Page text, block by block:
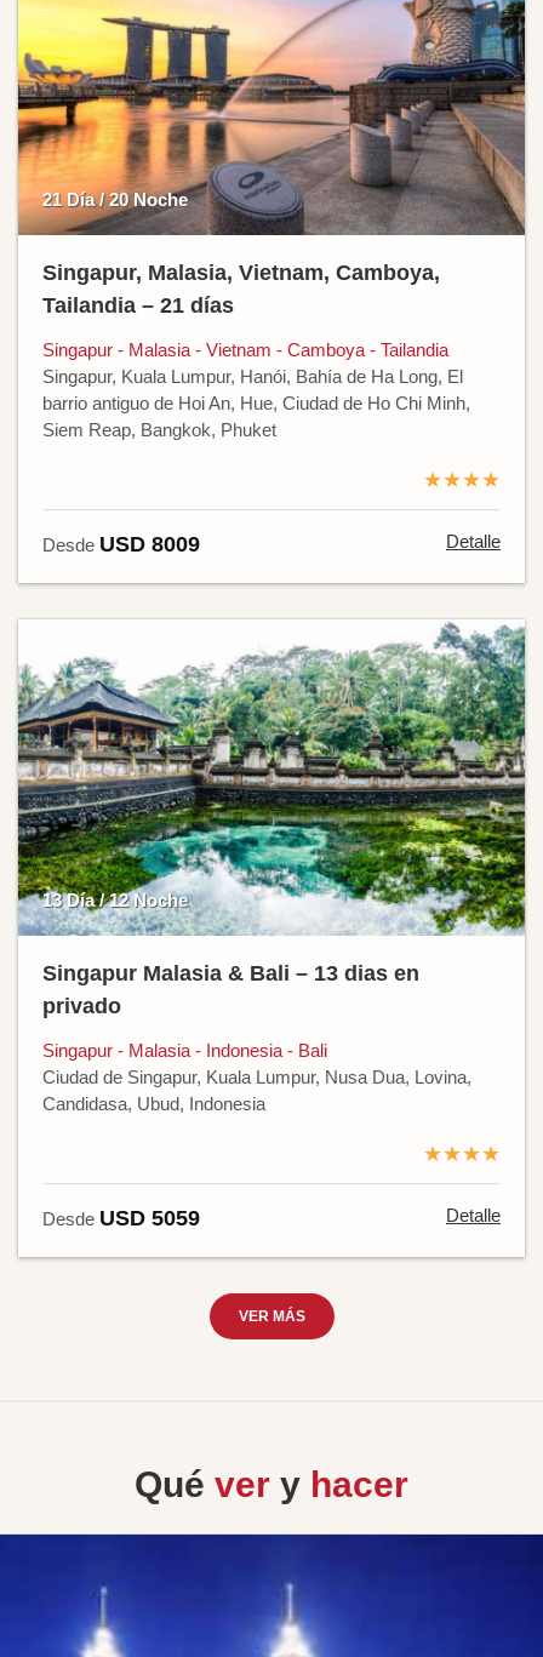
21 Día / 20 Noche
Singapur, Malasia, Vietnam, Camboya,
Tailandia – 21 días
Singapur - Malasia - Vietnam - Camboya - Tailandia
Singapur, Kuala Lumpur, Hanói, Bahía de Ha Long, El
barrio antiguo de Hoi An, Hue, Ciudad de Ho Chi Minh,
Siem Reap, Bangkok, Phuket
★★★★
Desde USD 8009 Detalle
13 Día / 12 Noche
Singapur Malasia & Bali – 13 dias en
privado
Singapur - Malasia - Indonesia - Bali
Ciudad de Singapur, Kuala Lumpur, Nusa Dua, Lovina,
Candidasa, Ubud, Indonesia
★★★★
Desde USD 5059 Detalle
VER MÁS
Qué ver y hacer